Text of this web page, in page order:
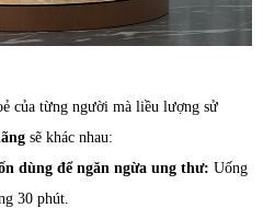
của từng người mà liều lượng sử
sẽ khác nhau:
dùng để ngăn ngừa ung thư: Uống
30 phút.